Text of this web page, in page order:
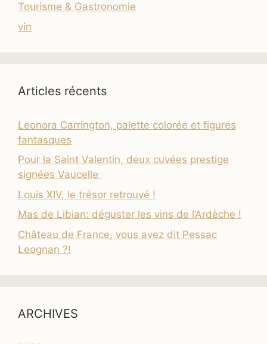
Tourisme & Gastronomie
vin
Articles récents
Leonora Carrington, palette colorée et figures
fantasques
Pour la Saint Valentin, deux cuvées prestige
signées Vaucelle
Louis XIV, le trésor retrouvé !
Mas de Libian: déguster les vins de l’Ardèche !
Château de France, vous avez dit Pessac
Leognan ?!
ARCHIVES